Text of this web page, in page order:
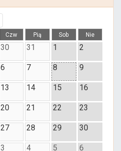
Czw Pią Sob Nie
30 31 1 2
6 7 8 9
13 14 15 16
20 21 22 23
27 28 29 30
3 4 5 6